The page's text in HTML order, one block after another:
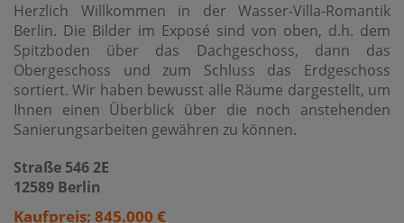
Herzlich Willkommen in der Wasser-Villa-Romantik
Berlin. Die Bilder im Exposé sind von oben, d.h. dem
Spitzboden über das Dachgeschoss, dann das
Obergeschoss und zum Schluss das Erdgeschoss
sortiert. Wir haben bewusst alle Räume dargestellt, um
Ihnen einen Überblick über die noch anstehenden
Sanierungsarbeiten gewähren zu können.
Straße 546 2E
12589 Berlin
Kaufpreis: 845.000 €